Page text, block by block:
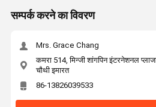
सम्पर्क करने का विवरण
Mrs. Grace Chang
कमरा 514, मिन्जी शांगपिन इंटरनेशनल
चौथी इमारत
86-13826039533